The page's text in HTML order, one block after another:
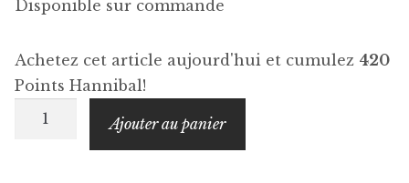
Disponible sur commande
Achetez cet article aujourd'hui et cumulez 420
Points Hannibal!
quantité
Ajouter au panier